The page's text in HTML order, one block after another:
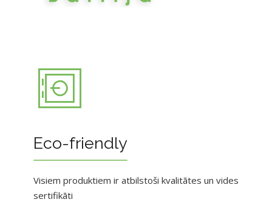
Eco-friendly
Visiem produktiem ir atbilstoši kvalitātes un vides
sertifikāti